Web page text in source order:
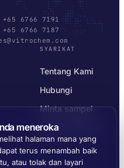
6766 7191
+65 6766 7187
SYARIKAT
Tentang Kami
Hubungi
Minta sampel
Privasi & Terma
meneroka
halaman mana yang
terus menambah baik
atau tolak dan layari